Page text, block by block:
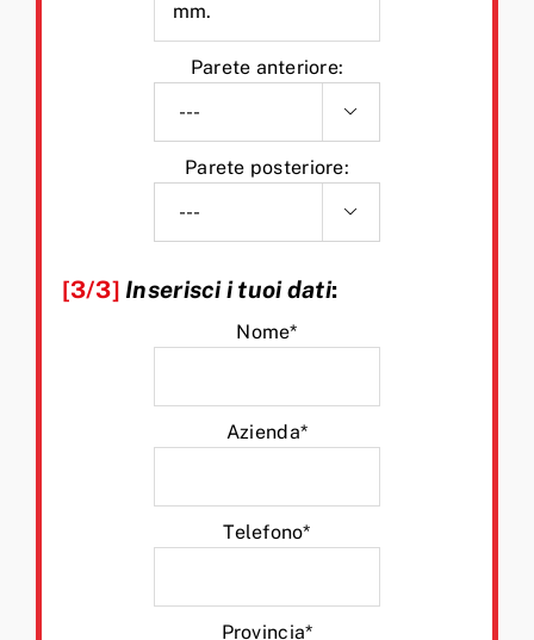
Parete anteriore:

Parete posteriore:

[3/3] Inserisci i tuoi dati:
Nome*
Azienda*
Telefono*
Provincia*